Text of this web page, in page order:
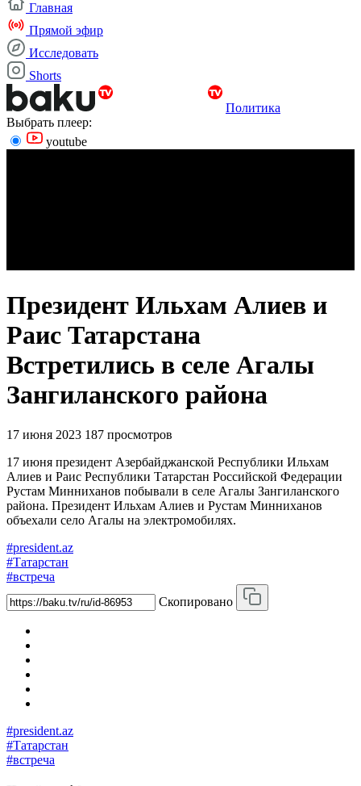
Главная
Прямой эфир
Исследовать
Shorts
Политика
Выбрать плеер:
youtube
Президент Ильхам Алиев и
Раис Татарстана
Встретились в селе Агалы
Зангиланского района
17 июня 2023 187 просмотров
17 июня президент Азербайджанской Республики Ильхам
Алиев и Раис Республики Татарстан Российской Федерации
Рустам Минниханов побывали в селе Агалы Зангиланского
района. Президент Ильхам Алиев и Рустам Минниханов
объехали село Агалы на электромобилях.
#president.az
#Татарстан
#встреча
Скопировано
#president.az
#Татарстан
#встреча